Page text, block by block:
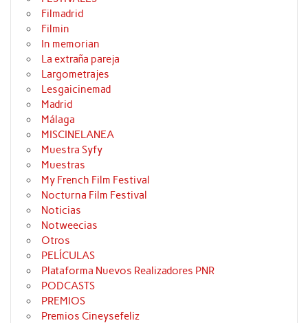
Filmadrid
Filmin
In memorian
La extraña pareja
Largometrajes
Lesgaicinemad
Madrid
Málaga
MISCINELANEA
Muestra Syfy
Muestras
My French Film Festival
Nocturna Film Festival
Noticias
Notweecias
Otros
PELÍCULAS
Plataforma Nuevos Realizadores PNR
PODCASTS
PREMIOS
Premios Cineysefeliz